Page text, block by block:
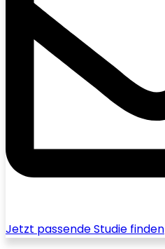
Jetzt passende Studie finden